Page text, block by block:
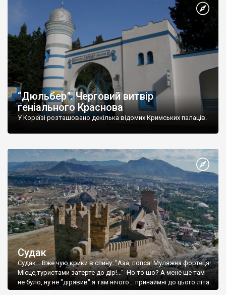
“Дюльбер”. Черговий витвір
геніального Краснова
У Кореїзі розташовано декілька відомих Кримських палаців.
Судак
Судак... Вже чую крики в спину: "Ааа, попса! Муляжна фортеця!
Місце,туристами затерте до дір!..." Но то шо? А мене ще там
не було, ну не "дірявив" я там нічого... принаймні до цього літа.